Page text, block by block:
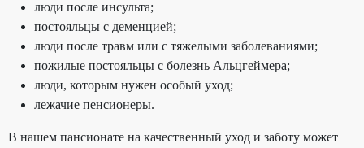
люди после инсульта;
постояльцы с деменцией;
люди после травм или с тяжелыми заболеваниями;
пожилые постояльцы с болезнь Альцгеймера;
люди, которым нужен особый уход;
лежачие пенсионеры.
В нашем пансионате на качественный уход и заботу может